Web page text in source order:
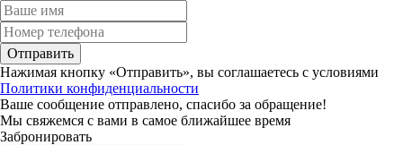
Отправить
Нажимая кнопку «Отправить», вы соглашаетесь с условиями
Политики конфиденциальности
Ваше сообщение отправлено, спасибо за обращение!
Мы свяжемся с вами в самое ближайшее время
Забронировать